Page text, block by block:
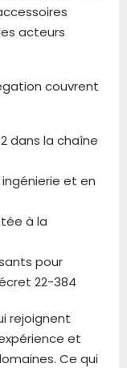
acteurs
couvrent
dans la chaîne
et en
à la
pour
22-384
rejoignent
et
Ce qui